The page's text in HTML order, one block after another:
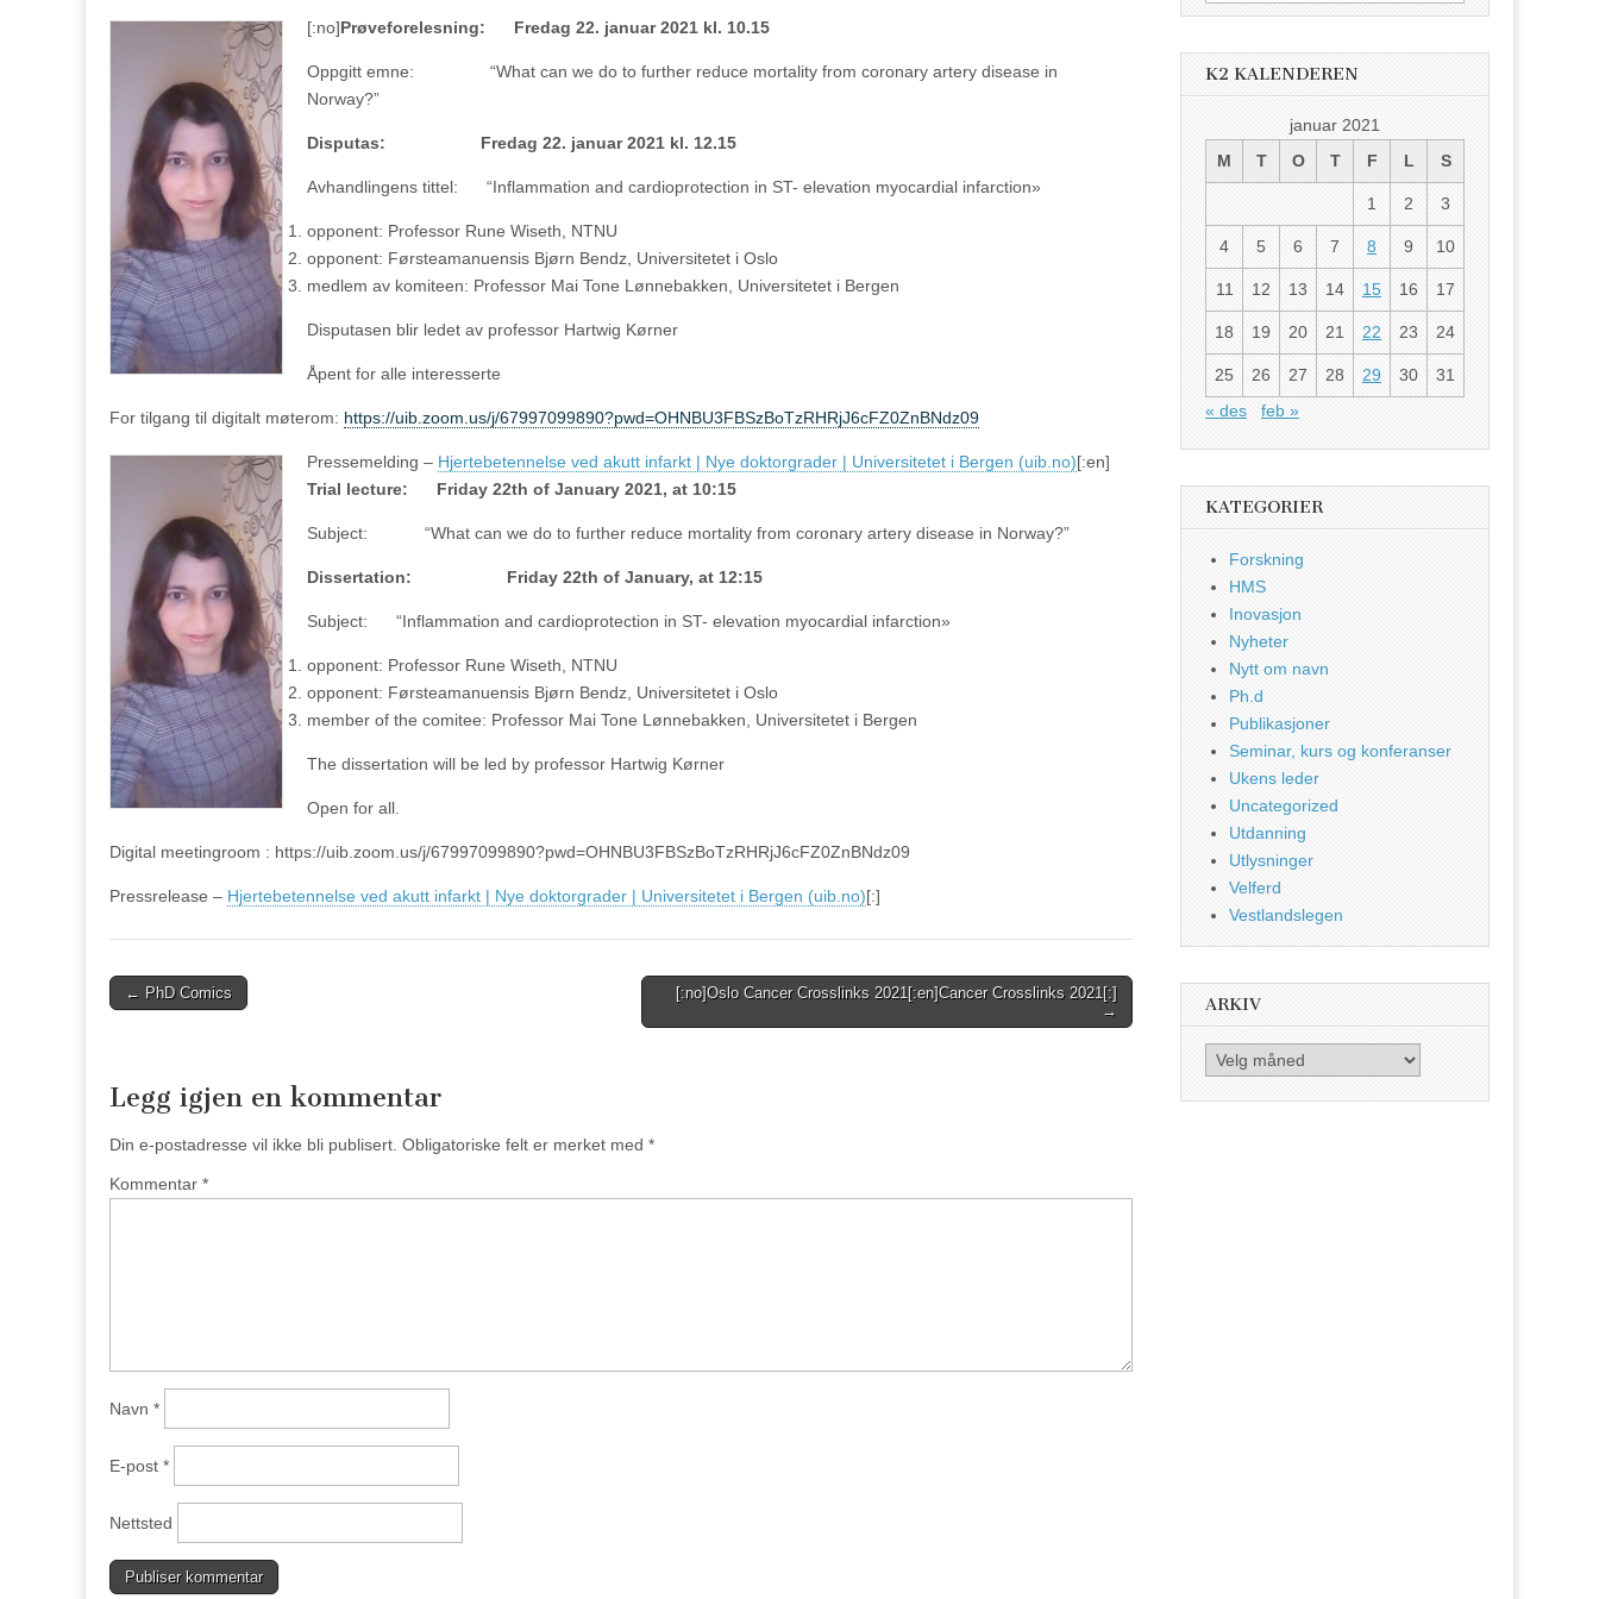
[:no]Prøveforelesning: Fredag 22. januar 2021 kl. 10.15
Oppgitt emne: “What can we do to further reduce mortality from coronary artery disease in
Norway?”
Disputas: Fredag 22. januar 2021 kl. 12.15
Avhandlingens tittel: “Inflammation and cardioprotection in ST- elevation myocardial infarction»
opponent: Professor Rune Wiseth, NTNU
opponent: Førsteamanuensis Bjørn Bendz, Universitetet i Oslo
medlem av komiteen: Professor Mai Tone Lønnebakken, Universitetet i Bergen
Disputasen blir ledet av professor Hartwig Kørner
Åpent for alle interesserte
For tilgang til digitalt møterom: https://uib.zoom.us/j/67997099890?pwd=OHNBU3FBSzBoTzRHRjJ6cFZ0ZnBNdz09
Pressemelding – Hjertebetennelse ved akutt infarkt | Nye doktorgrader | Universitetet i Bergen (uib.no)[:en]
Trial lecture: Friday 22th of January 2021, at 10:15
Subject: “What can we do to further reduce mortality from coronary artery disease in Norway?”
Dissertation: Friday 22th of January, at 12:15
Subject: “Inflammation and cardioprotection in ST- elevation myocardial infarction»
opponent: Professor Rune Wiseth, NTNU
opponent: Førsteamanuensis Bjørn Bendz, Universitetet i Oslo
member of the comitee: Professor Mai Tone Lønnebakken, Universitetet i Bergen
The dissertation will be led by professor Hartwig Kørner
Open for all.
Digital meetingroom : https://uib.zoom.us/j/67997099890?pwd=OHNBU3FBSzBoTzRHRjJ6cFZ0ZnBNdz09
Pressrelease – Hjertebetennelse ved akutt infarkt | Nye doktorgrader | Universitetet i Bergen (uib.no)[:]
Post
← PhD Comics
[:no]Oslo Cancer Crosslinks 2021[:en]Cancer Crosslinks 2021[:]
→
Legg igjen en kommentar
Din e-postadresse vil ikke bli publisert. Obligatoriske felt er merket med *
Kommentar *
Navn *
E-post *
Nettsted
K2 KALENDEREN
januar 2021
M
T O T F L S
1 2 3
4 5 6 7 8 9 10
11 12 13 14 15 16 17
18 19 20 21 22 23 24
25 26 27 28 29 30
31
« des
feb »
KATEGORIER
Forskning
HMS
Inovasjon
Nyheter
Nytt om navn
Ph.d
Publikasjoner
Seminar, kurs og konferanser
Ukens leder
Uncategorized
Utdanning
Utlysninger
Velferd
Vestlandslegen
ARKIV
Arkiv